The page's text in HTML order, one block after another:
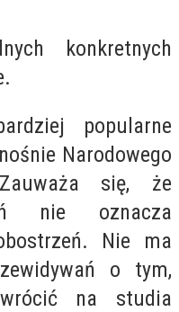
konkretnych
popularne
Narodowego
się, że
nie oznacza
Nie ma
o tym,
na studia